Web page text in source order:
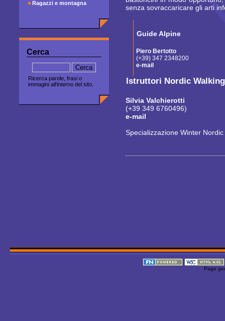
Ragazzi e montagna
Cerca
Ricerca parole, frasi o
immagini all'interno del sito.
senza sovraccaricare gli arti
Guide Alpine
Piero Bertotto
(+39) 347 2348200
e-mail
Istruttori Nordic
Silvia Valchierotti
(+39 349 6760496)
e-mail
Specializzazione Winter
Page